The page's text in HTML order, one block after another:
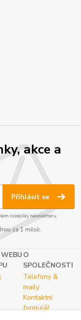
akce a
Přihlásit se
rozesílky newsletteru.
za 1 měsíc.
O
SPOLEČNOSTI
Telefony &
maily
Kontaktní
formulář